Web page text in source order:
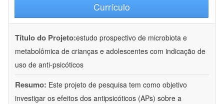
Currículo
Título do Projeto:estudo prospectivo de microbiota e
metabolômica de crianças e adolescentes com indicação de
uso de anti-psicóticos
Resumo: Este projeto de pesquisa tem como objetivo
investigar os efeitos dos antipsicóticos (APs) sobre a